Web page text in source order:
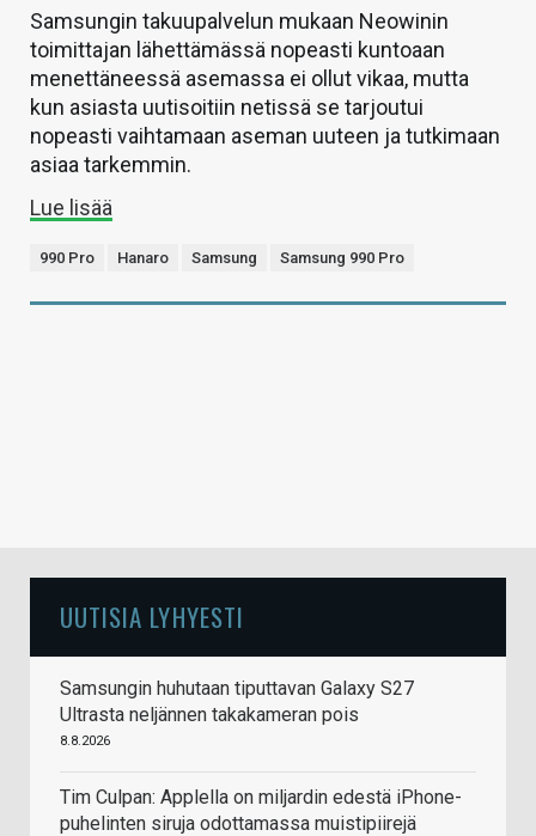
Samsungin takuupalvelun mukaan Neowinin
toimittajan lähettämässä nopeasti kuntoaan
menettäneessä asemassa ei ollut vikaa, mutta
kun asiasta uutisoitiin netissä se tarjoutui
nopeasti vaihtamaan aseman uuteen ja tutkimaan
asiaa tarkemmin.
Lue lisää
990 Pro Hanaro Samsung Samsung 990 Pro
UUTISIA LYHYESTI
Samsungin huhutaan tiputtavan Galaxy S27
Ultrasta neljännen takakameran pois
8.8.2026
Tim Culpan: Applella on miljardin edestä iPhone-
puhelinten siruja odottamassa muistipiirejä